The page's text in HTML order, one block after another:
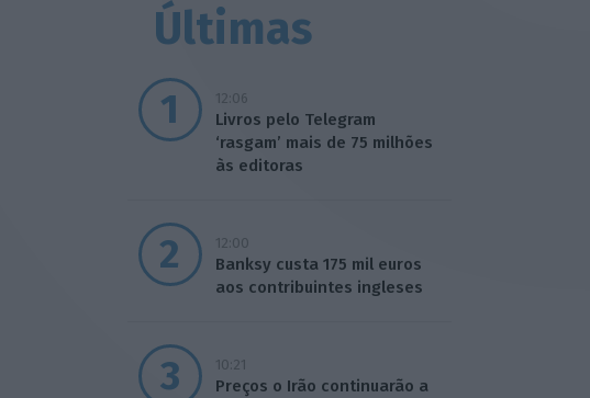
Últimas
12:06
Livros pelo Telegram
‘rasgam’ mais de 75 milhões
às editoras
12:00
Banksy custa 175 mil euros
aos contribuintes ingleses
10:21
Preços o Irão continuarão a